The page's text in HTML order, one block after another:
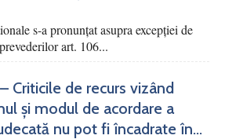
s-a pronunțat asupra excepției de
art. 106...
Criticile de recurs vizând
și modul de acordare a
nu pot fi încadrate în...